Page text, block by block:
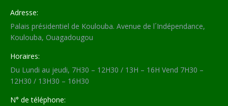
Adresse:
Palais présidentiel de Koulouba. Avenue de l´Indépendance,
Koulouba, Ouagadougou
Horaires:
Du Lundi au jeudi, 7H30 – 12H30 / 13H – 16H Vend 7H30 –
12H30 / 13H30 – 16H30
N° de téléphone: